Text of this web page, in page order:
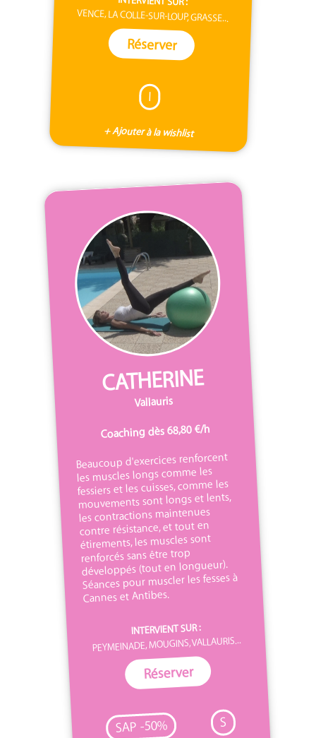
VENCE, LA COLLE-SUR-LOUP, GRASSE...
Réserver
I
+ Ajouter à la wishlist
CATHERINE
Vallauris
Coaching dès 68,80 €/h
Beaucoup d'exercices renforcent
les muscles longs comme les
fessiers et les cuisses, comme les
mouvements sont longs et lents,
les contractions maintenues
contre résistance, et tout en
étirements, les muscles sont
renforcés sans être trop
développés (tout en longueur).
Séances pour muscler les fesses à
Cannes et Antibes.
INTERVIENT SUR :
PEYMEINADE, MOUGINS, VALLAURIS...
Réserver
SAP -50% S